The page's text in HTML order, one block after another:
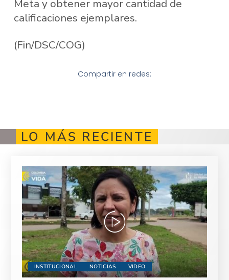
Meta y obtener mayor cantidad de
calificaciones ejemplares.
(Fin/DSC/COG)
Compartir en redes:
LO MÁS RECIENTE
INSTITUCIONAL NOTICIAS VIDEO